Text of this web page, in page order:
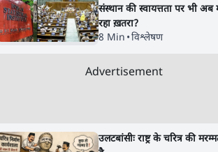
संस्थान की स्वायत्तता पर भी अब
रहा ख़तरा?
8 Min •विश्लेषण
Advertisement
उलटबांसीः राष्ट्र के चरित्र की